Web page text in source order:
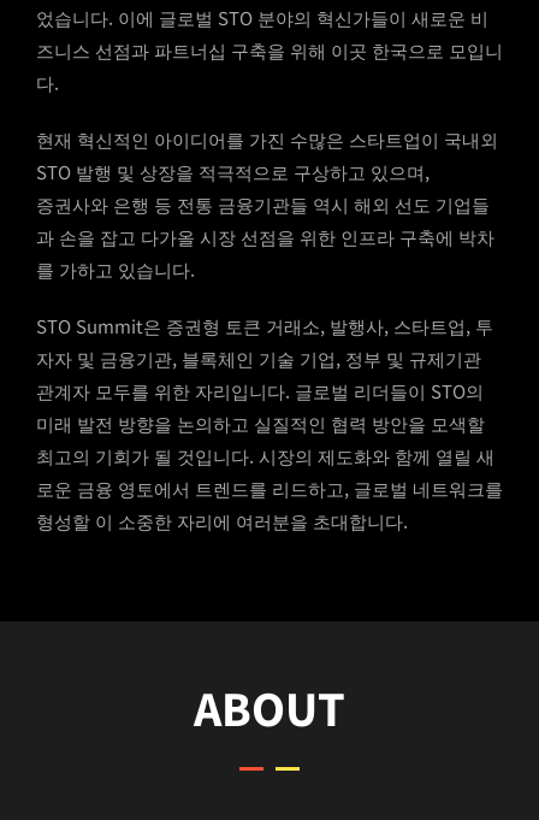
었습니다. 이에 글로벌 STO 분야의 혁신가들이 새로운 비
즈니스 선점과 파트너십 구축을 위해 이곳 한국으로 모입니
다.
현재 혁신적인 아이디어를 가진 수많은 스타트업이 국내외
STO 발행 및 상장을 적극적으로 구상하고 있으며,
증권사와 은행 등 전통 금융기관들 역시 해외 선도 기업들
과 손을 잡고 다가올 시장 선점을 위한 인프라 구축에 박차
를 가하고 있습니다.
STO Summit은 증권형 토큰 거래소, 발행사, 스타트업, 투
자자 및 금융기관, 블록체인 기술 기업, 정부 및 규제기관
관계자 모두를 위한 자리입니다. 글로벌 리더들이 STO의
미래 발전 방향을 논의하고 실질적인 협력 방안을 모색할
최고의 기회가 될 것입니다. 시장의 제도화와 함께 열릴 새
로운 금융 영토에서 트렌드를 리드하고, 글로벌 네트워크를
형성할 이 소중한 자리에 여러분을 초대합니다.
ABOUT